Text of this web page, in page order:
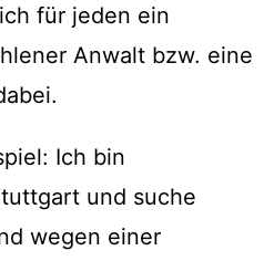
für jeden ein
Anwalt bzw. eine
Ich bin
und suche
wegen einer